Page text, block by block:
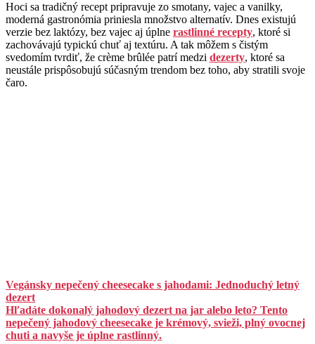
Hoci sa tradičný recept pripravuje zo smotany, vajec a vanilky,
moderná gastronómia priniesla množstvo alternatív. Dnes existujú
verzie bez laktózy, bez vajec aj úplne rastlinné recepty, ktoré si
zachovávajú typickú chuť aj textúru. A tak môžem s čistým
svedomím tvrdiť, že crème brûlée patrí medzi dezerty, ktoré sa
neustále prispôsobujú súčasným trendom bez toho, aby stratili svoje
čaro.
Vegánsky nepečený cheesecake s jahodami: Jednoduchý letný
dezert
Hľadáte dokonalý jahodový dezert na jar alebo leto? Tento
nepečený jahodový cheesecake je krémový, svieži, plný ovocnej
chuti a navyše je úplne rastlinný.